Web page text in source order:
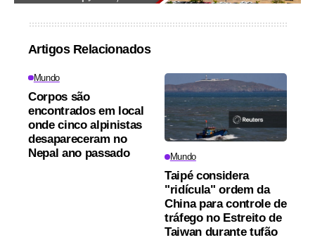
Artigos Relacionados
Mundo
Corpos são
encontrados em local
onde cinco alpinistas
desapareceram no
Nepal ano passado
Mundo
Taipé considera
"ridícula" ordem da
China para controle de
tráfego no Estreito de
Taiwan durante tufão